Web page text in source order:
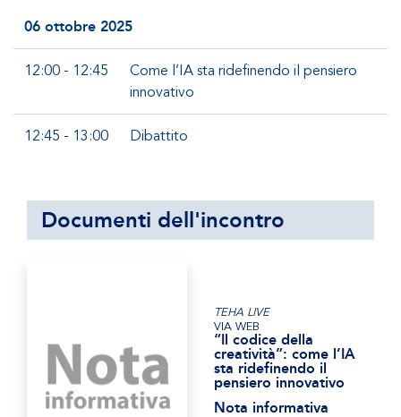
06 ottobre 2025
12:00 - 12:45
Come l’IA sta ridefinendo il pensiero
innovativo
12:45 - 13:00 Dibattito
Documenti dell'incontro
TEHA LIVE
VIA WEB
“Il codice della
creatività”: come l’IA
sta ridefinendo il
pensiero innovativo
Nota informativa